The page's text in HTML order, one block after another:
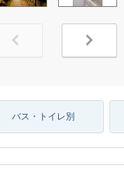
バス・トイレ別